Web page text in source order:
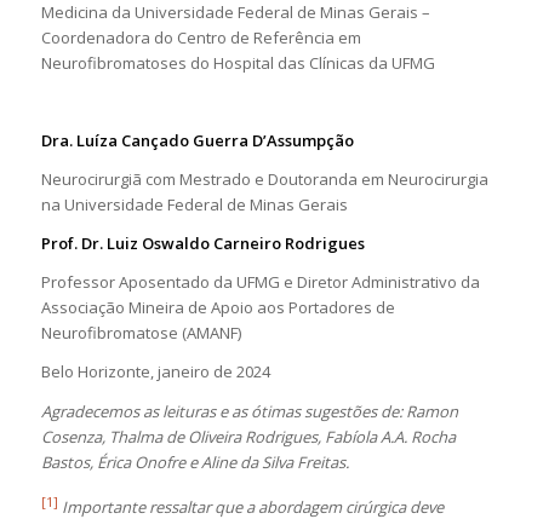
Medicina da Universidade Federal de Minas Gerais –
Coordenadora do Centro de Referência em
Neurofibromatoses do Hospital das Clínicas da UFMG
Dra. Luíza Cançado Guerra D’Assumpção
Neurocirurgiã com Mestrado e Doutoranda em Neurocirurgia
na Universidade Federal de Minas Gerais
Prof. Dr. Luiz Oswaldo Carneiro Rodrigues
Professor Aposentado da UFMG e Diretor Administrativo da
Associação Mineira de Apoio aos Portadores de
Neurofibromatose (AMANF)
Belo Horizonte, janeiro de 2024
Agradecemos as leituras e as ótimas sugestões de: Ramon
Cosenza, Thalma de Oliveira Rodrigues, Fabíola A.A. Rocha
Bastos, Érica Onofre e Aline da Silva Freitas.
[1] Importante ressaltar que a abordagem cirúrgica deve